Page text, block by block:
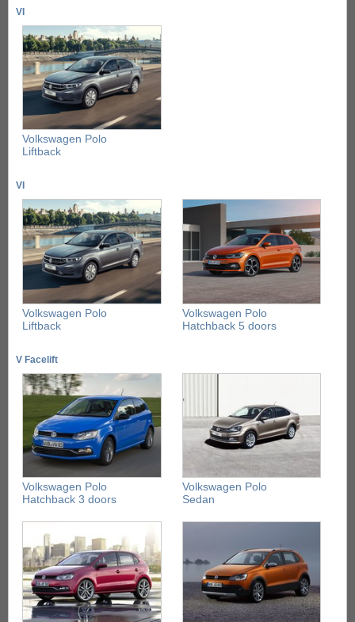
VI
Volkswagen Polo
Liftback
VI
Volkswagen Polo
Liftback
Volkswagen Polo
Hatchback 5 doors
V Facelift
Volkswagen Polo
Hatchback 3 doors
Volkswagen Polo
Sedan